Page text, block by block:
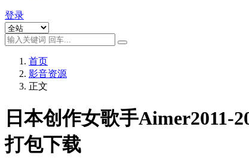
登录
首页
影音资源
正文
日本创作女歌手Aimer2011-
打包下载